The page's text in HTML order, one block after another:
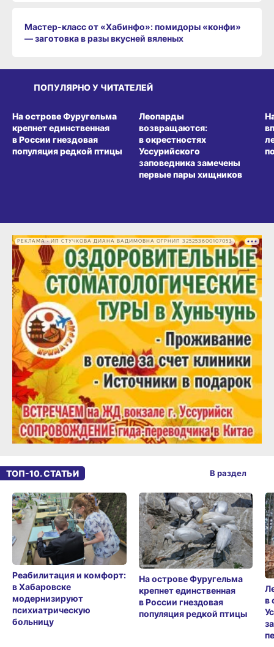
Мастер-класс от «Хабинфо»: помидоры «конфи»
— заготовка в разы вкусней вяленых
ПОПУЛЯРНО У ЧИТАТЕЛЕЙ
На острове Фуругельма
крепнет единственная
в России гнездовая
популяция редкой птицы
Леопарды
возвращаются:
в окрестностях
Уссурийского
заповедника замечены
первые пары хищников
РЕКЛАМА • ИП СТУЧКОВА ДИАНА ВАДИМОВНА ОГРНИП 325253600107053
ТОП-10. СТАТЬИ
Реабилитация и комфорт:
в Хабаровске
модернизируют
психиатрическую
больницу
На острове Фуругельма
крепнет единственная
в России гнездовая
популяция редкой птицы
в
В раздел